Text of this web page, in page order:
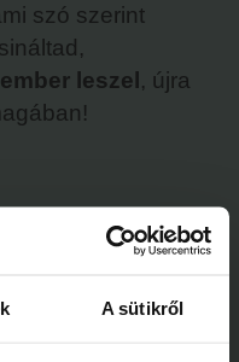
A sütikről
szó szerint
leszel, újra